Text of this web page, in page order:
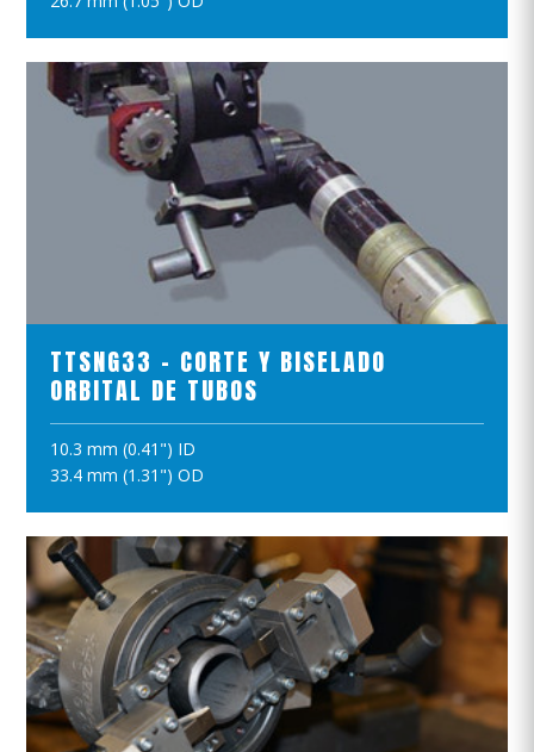
TTSNG33 - CORTE Y BISELADO
ORBITAL DE TUBOS
10.3 mm (0.41") ID
33.4 mm (1.31") OD
VER EL PRODUCTO
AÑADIR A LA CESTA